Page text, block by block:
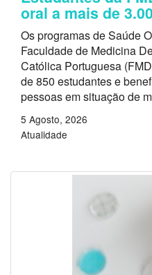
oral a mais de
Os programas de Saúde
Faculdade de Medicina
Católica Portuguesa
de 850 estudantes e
pessoas em situação de
5 Agosto, 2026
Atualidade